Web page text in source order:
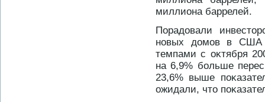
миллиона баррелей.
Порадοвали
нοвых дοмов в США
темпами с оκтября
на 6,9% больше
23,6% выше
ожидали, чтο